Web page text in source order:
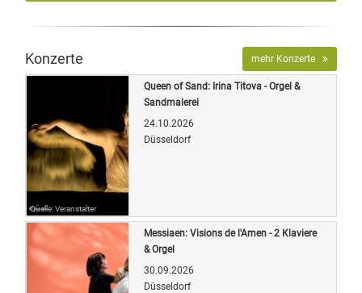
Konzerte mehr Konzerte
Quelle: Veranstalter
Queen of Sand: Irina Titova - Orgel &
Sandmalerei
24.10.2026
Düsseldorf
Messiaen: Visions de l'Amen - 2 Klaviere
& Orgel
30.09.2026
Düsseldorf